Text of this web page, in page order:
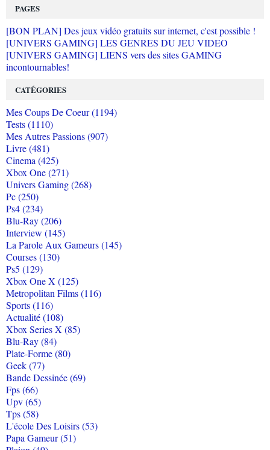
PAGES
[BON PLAN] Des jeux vidéo gratuits sur internet, c'est possible !
[UNIVERS GAMING] LES GENRES DU JEU VIDEO
[UNIVERS GAMING] LIENS vers des sites GAMING
incontournables!
CATÉGORIES
Mes Coups De Coeur (1194)
Tests (1110)
Mes Autres Passions (907)
Livre (481)
Cinema (425)
Xbox One (271)
Univers Gaming (268)
Pc (250)
Ps4 (234)
Blu-Ray (206)
Interview (145)
La Parole Aux Gameurs (145)
Courses (130)
Ps5 (129)
Xbox One X (125)
Metropolitan Films (116)
Sports (116)
Actualité (108)
Xbox Series X (85)
Blu-Ray (84)
Plate-Forme (80)
Geek (77)
Bande Dessinée (69)
Fps (66)
Upv (65)
Tps (58)
L'école Des Loisirs (53)
Papa Gameur (51)